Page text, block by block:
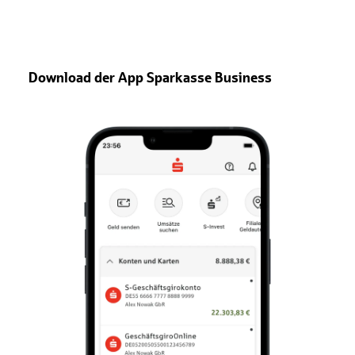
Download der App Sparkasse Business